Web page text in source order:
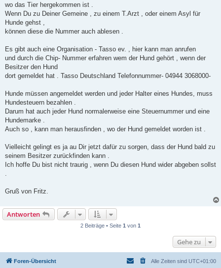
wo das Tier hergekommen ist .
Wenn Du zu Deiner Gemeine , zu einem T.Arzt , oder einem Asyl für
Hunde gehst ,
können diese die Nummer auch ablesen .
Es gibt auch eine Organisation - Tasso ev. , hier kann man anrufen
und durch die Chip- Nummer erfahren wem der Hund gehört , wenn der
Besitzer den Hund
dort gemeldet hat . Tasso Deutschland Telefonnummer- 04944 3068000-
Hunde müssen angemeldet werden und jeder Halter eines Hundes, muss
Hundesteuern bezahlen .
Darum hat auch jeder Hund normalerweise eine Steuernummer und eine
Hundemarke .
Auch so , kann man herausfinden , wo der Hund gemeldet worden ist .
Vielleicht gelingt es ja au Dir jetzt dafür zu sorgen, dass der Hund bald zu
seinem Besitzer zurückfinden kann .
Ich hoffe Du bist nicht traurig , wenn Du diesen Hund wider abgeben sollst
Gruß von Fritz.
Antworten
2 Beiträge • Seite 1 von 1
Gehe zu
Foren-Übersicht Alle Zeiten sind UTC+01:00